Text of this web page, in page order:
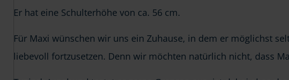
Er hat eine Schulterhöhe von ca. 56 cm.
Für Maxi wünschen wir uns ein Zuhause, in dem er möglichst
liebevoll fortzusetzen. Denn wir möchten natürlich nicht, dass